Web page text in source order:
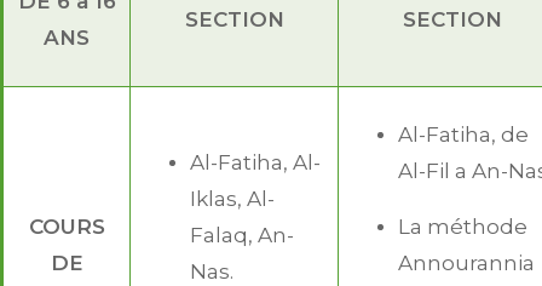
ANS
SECTION
SECTION
COURS
DE
Al-Fatiha, Al-
Iklas, Al-
Falaq, An-
Nas.
Al-Fatiha, de
Al-Fil a An-
La méthode
Annourannia